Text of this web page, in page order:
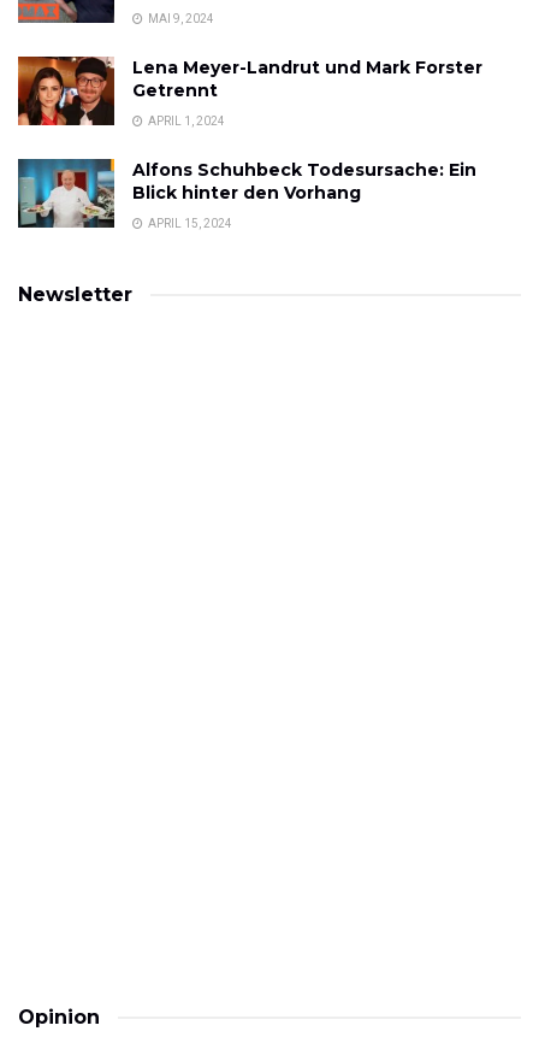
MAI 9, 2024
Lena Meyer-Landrut und Mark Forster
Getrennt
APRIL 1, 2024
Alfons Schuhbeck Todesursache: Ein
Blick hinter den Vorhang
APRIL 15, 2024
Newsletter
Opinion